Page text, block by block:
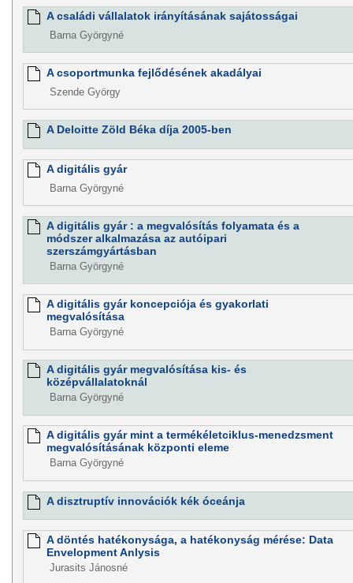
A családi vállalatok irányításának sajátosságai
Barna Györgyné
A csoportmunka fejlődésének akadályai
Szende György
A Deloitte Zöld Béka díja 2005-ben
A digitális gyár
Barna Györgyné
A digitális gyár : a megvalósítás folyamata és a
módszer alkalmazása az autóipari
szerszámgyártásban
Barna Györgyné
A digitális gyár koncepciója és gyakorlati
megvalósítása
Barna Györgyné
A digitális gyár megvalósítása kis- és
középvállalatoknál
Barna Györgyné
A digitális gyár mint a termékéletciklus-menedzsment
megvalósításának központi eleme
Barna Györgyné
A disztruptív innovációk kék óceánja
A döntés hatékonysága, a hatékonyság mérése: Data
Envelopment Anlysis
Jurasits Jánosné